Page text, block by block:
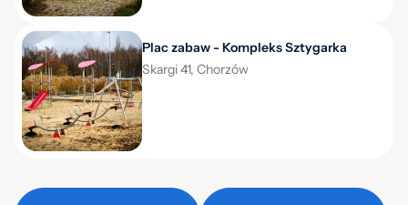
Plac zabaw - Kompleks Sztygarka
Skargi 41, Chorzów